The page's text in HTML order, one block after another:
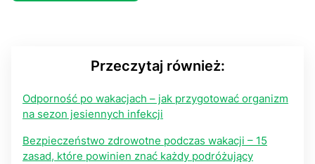
Przeczytaj również:
Odporność po wakacjach – jak przygotować organizm
na sezon jesiennych infekcji
Bezpieczeństwo zdrowotne podczas wakacji – 15
zasad, które powinien znać każdy podróżujący